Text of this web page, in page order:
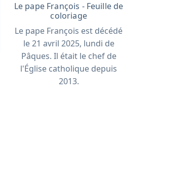
Le pape François - Feuille de
coloriage
Le pape François est décédé
le 21 avril 2025, lundi de
Pâques. Il était le chef de
l'Église catholique depuis
2013.